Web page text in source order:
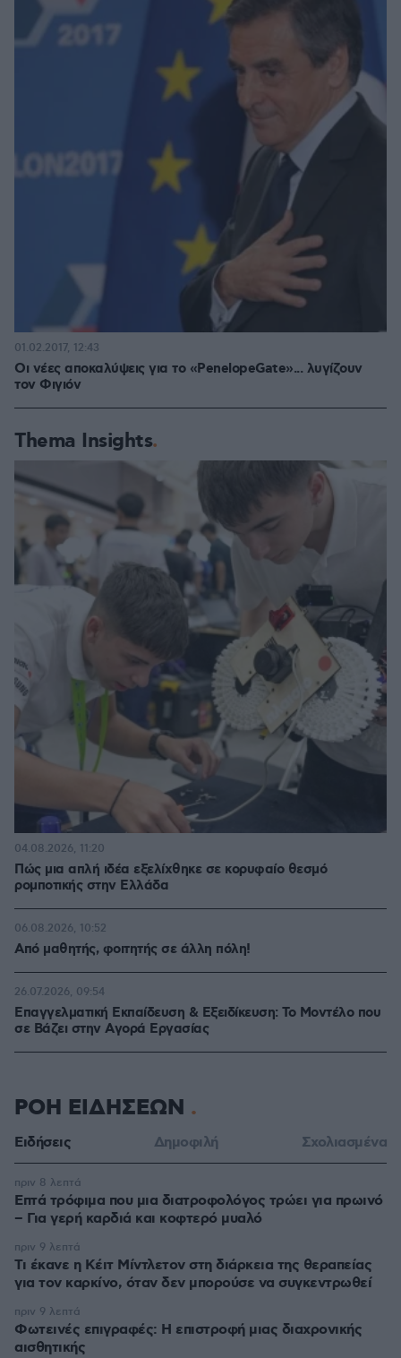
Οι νέες αποκαλύψεις για το «PenelopeGate»... λυγίζουν
τον Φιγιόν
01.02.2017, 12:43
Thema Insights
Πώς μια απλή ιδέα εξελίχθηκε σε κορυφαίο θεσμό
ρομποτικής στην Ελλάδα
04.08.2026, 11:20
Από μαθητής, φοιτητής σε άλλη πόλη!
06.08.2026, 10:52
Επαγγελματική Εκπαίδευση & Εξειδίκευση: Το Mοντέλο που
σε Bάζει στην Aγορά Eργασίας
26.07.2026, 09:54
ΡΟΗ ΕΙΔΗΣΕΩΝ
Ειδήσεις Δημοφιλή Σχολιασμένα
Επτά τρόφιμα που μια διατροφολόγος τρώει για πρωινό
– Για γερή καρδιά και κοφτερό μυαλό
πριν 8 λεπτά
Τι έκανε η Κέιτ Μίντλετον στη διάρκεια της θεραπείας
για τον καρκίνο, όταν δεν μπορούσε να συγκεντρωθεί
πριν 9 λεπτά
Φωτεινές επιγραφές: Η επιστροφή μιας διαχρονικής
αισθητικής
πριν 9 λεπτά